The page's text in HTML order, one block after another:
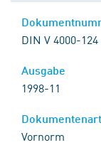
DIN V 4000-124
1998-11
Vornorm